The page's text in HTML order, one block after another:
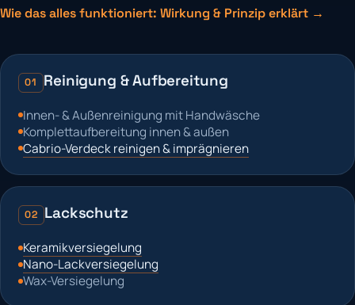
Wie das alles funktioniert: Wirkung & Prinzip erklärt →
01 Reinigung & Aufbereitung
Innen- & Außenreinigung mit Handwäsche
Komplettaufbereitung innen & außen
Cabrio-Verdeck reinigen & imprägnieren
02 Lackschutz
Keramikversiegelung
Nano-Lackversiegelung
Wax-Versiegelung